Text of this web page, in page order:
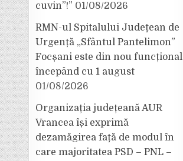
cuvin”!” 01/08/2026
RMN-ul Spitalului Județean de
Urgență „Sfântul Pantelimon”
Focșani este din nou funcțional
începând cu 1 august
01/08/2026
Organizația județeană AUR
Vrancea își exprimă
dezamăgirea față de modul în
care majoritatea PSD – PNL –